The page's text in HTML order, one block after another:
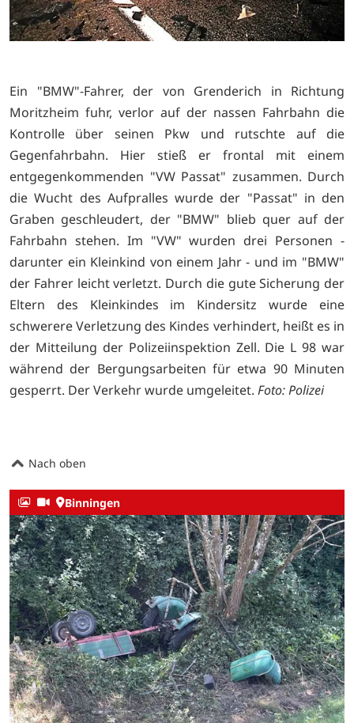
Ein "BMW"-Fahrer, der von Grenderich in Richtung
Moritzheim fuhr, verlor auf der nassen Fahrbahn die
Kontrolle über seinen Pkw und rutschte auf die
Gegenfahrbahn. Hier stieß er frontal mit einem
entgegenkommenden "VW Passat" zusammen. Durch
die Wucht des Aufpralles wurde der "Passat" in den
Graben geschleudert, der "BMW" blieb quer auf der
Fahrbahn stehen. Im "VW" wurden drei Personen -
darunter ein Kleinkind von einem Jahr - und im "BMW"
der Fahrer leicht verletzt. Durch die gute Sicherung der
Eltern des Kleinkindes im Kindersitz wurde eine
schwerere Verletzung des Kindes verhindert, heißt es in
der Mitteilung der Polizeiinspektion Zell. Die L 98 war
während der Bergungsarbeiten für etwa 90 Minuten
gesperrt. Der Verkehr wurde umgeleitet. Foto: Polizei
Nach oben
Binningen